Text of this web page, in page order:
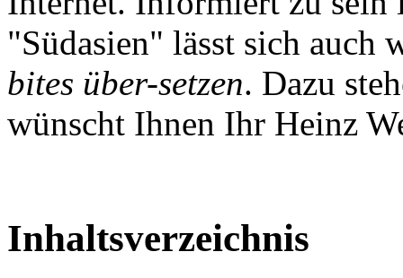
"Südasien" lässt sich
bites über-setzen. Dazu
wünscht Ihnen Ihr Heinz
Inhaltsverzeichnis